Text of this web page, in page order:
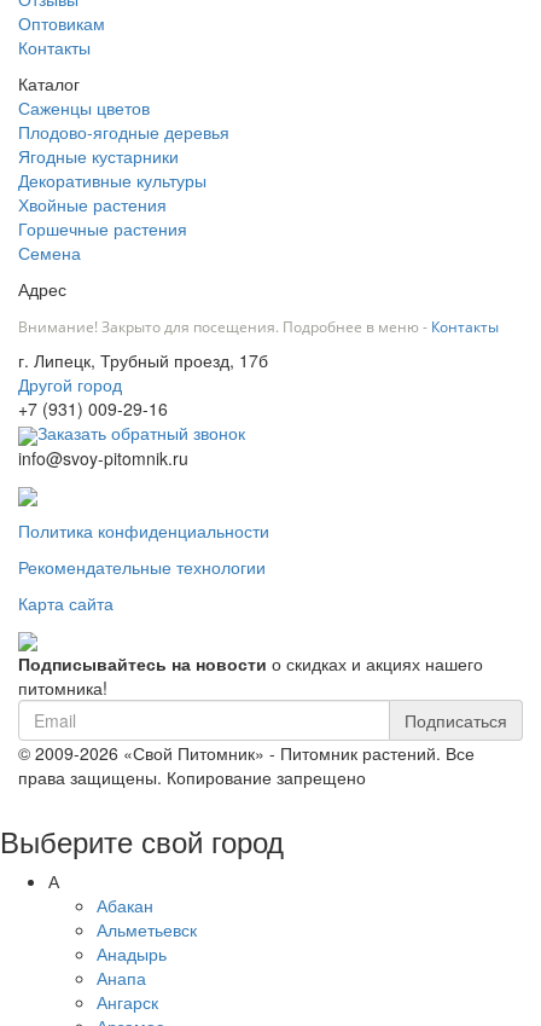
Оптовикам
Контакты
Каталог
Саженцы цветов
Плодово-ягодные деревья
Ягодные кустарники
Декоративные культуры
Хвойные растения
Горшечные растения
Семена
Адрес
Внимание! Закрыто для посещения. Подробнее в меню - Контакты
г. Липецк, Трубный проезд, 17б
Другой город
+7 (931) 009-29-16
Заказать обратный звонок
info@svoy-pitomnik.ru
Политика конфиденциальности
Рекомендательные технологии
Карта сайта
Подписывайтесь на новости о скидках и акциях нашего
питомника!
Подписаться
© 2009-2026 «Свой Питомник» - Питомник растений. Все
права защищены. Копирование запрещено
Выберите свой город
А
Абакан
Альметьевск
Анадырь
Анапа
Ангарск